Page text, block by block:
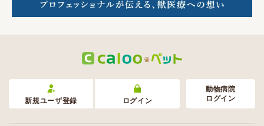
新規ユーザ登録 ログイン
動物病院
ログイン